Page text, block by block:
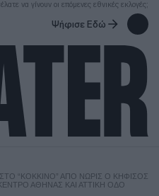
να γίνουν οι επόμενες εθνικές εκλογές;
Ψήφισε Εδώ
“ΚΌΚΚΙΝΟ” ΑΠΌ ΝΩΡΊΣ Ο ΚΗΦΙΣΌΣ
ΑΘΉΝΑΣ ΚΑΙ ΑΤΤΙΚΉ ΟΔΌ